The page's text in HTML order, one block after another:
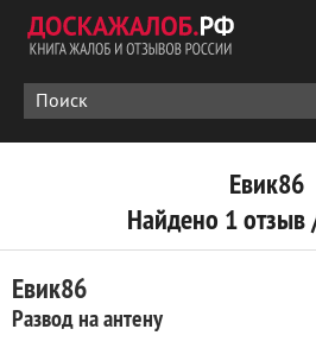
Евик86
Найдено 1
Евик86
Развод на антену